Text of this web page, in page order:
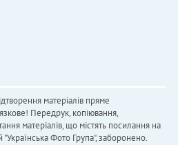
матеріалів пряме
Передрук, копіювання,
матеріалів, що містять посилання на
"Українська Фото Група", заборонено.